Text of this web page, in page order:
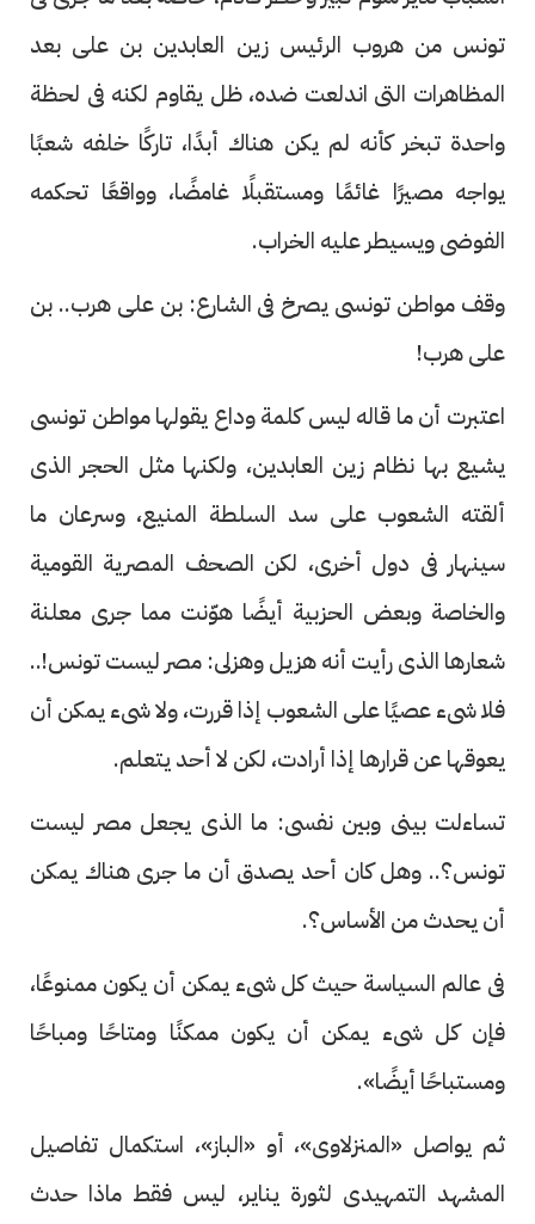
تونس من هروب الرئيس زين العابدين بن على بعد
المظاهرات التى اندلعت ضده، ظل يقاوم لكنه فى لحظة
واحدة تبخر كأنه لم يكن هناك أبدًا، تاركًا خلفه شعبًا
يواجه مصيرًا غائمًا ومستقبلًا غامضًا، وواقعًا تحكمه
الفوضى ويسيطر عليه الخراب.
وقف مواطن تونسى يصرخ فى الشارع: بن على هرب.. بن
على هرب!
اعتبرت أن ما قاله ليس كلمة وداع يقولها مواطن تونسى
يشيع بها نظام زين العابدين، ولكنها مثل الحجر الذى
ألقته الشعوب على سد السلطة المنيع، وسرعان ما
سينهار فى دول أخرى، لكن الصحف المصرية القومية
والخاصة وبعض الحزبية أيضًا هوّنت مما جرى معلنة
شعارها الذى رأيت أنه هزيل وهزلى: مصر ليست تونس!..
فلا شىء عصيًا على الشعوب إذا قررت، ولا شىء يمكن أن
يعوقها عن قرارها إذا أرادت، لكن لا أحد يتعلم.
تساءلت بينى وبين نفسى: ما الذى يجعل مصر ليست
تونس؟.. وهل كان أحد يصدق أن ما جرى هناك يمكن
أن يحدث من الأساس؟.
فى عالم السياسة حيث كل شىء يمكن أن يكون ممنوعًا،
فإن كل شىء يمكن أن يكون ممكنًا ومتاحًا ومباحًا
ومستباحًا أيضًا».
ثم يواصل «المنزلاوى»، أو «الباز»، استكمال تفاصيل
المشهد التمهيدى لثورة يناير، ليس فقط ماذا حدث